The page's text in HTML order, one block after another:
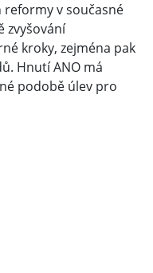
reformy v současné
zvyšování
kroky, zejména pak
Hnutí ANO má
podobě úlev pro